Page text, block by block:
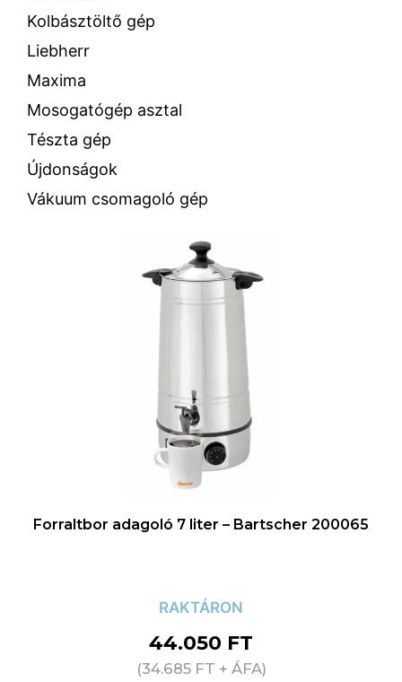
Kolbásztöltő gép
Liebherr
Maxima
Mosogatógép asztal
Tészta gép
Újdonságok
Vákuum csomagoló gép
Forraltbor adagoló 7 liter – Bartscher 200065
RAKTÁRON
44.050 FT
(34.685 FT + ÁFA)